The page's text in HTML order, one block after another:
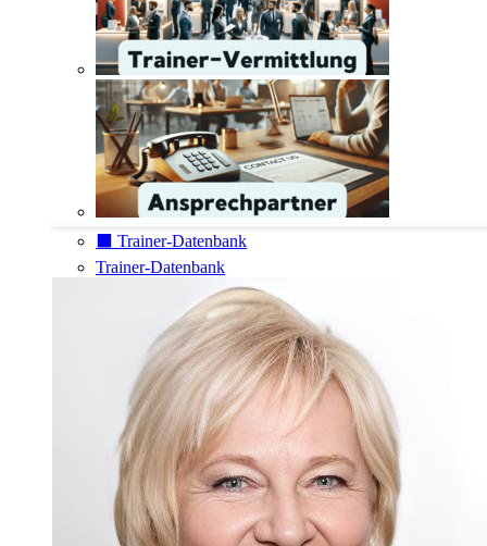
⬛️ Trainer-Datenbank
Trainer-Datenbank